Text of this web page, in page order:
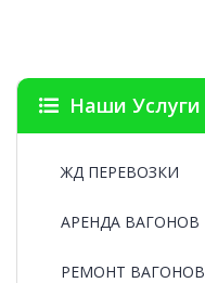
Наши Услуги
ЖД ПЕРЕВОЗКИ
АРЕНДА ВАГОНОВ
РЕМОНТ ВАГОНОВ